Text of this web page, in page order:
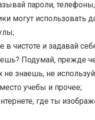
пароли,
могут использовать
и задавай
Подумай, прежде
знаешь, не
учебы и прочее;
где ты